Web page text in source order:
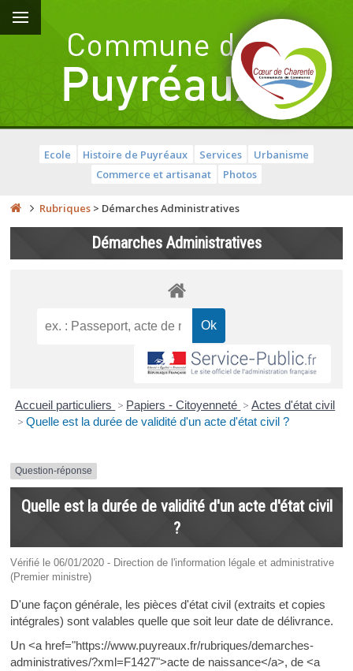
Ecole Histoire de Puyréaux Services
Urbanisme
Commerce et artisanat
Photos
Rubriques > Démarches Administratives
Démarches Administratives
Accueil particuliers > Papiers - Citoyenneté > Actes d'état civil
> Quelle est la durée de validité d'un acte d'état civil ?
Question-réponse
Quelle est la durée de validité d'un acte d'état civil
?
Vérifié le 06/01/2020 - Direction de l'information légale et administrative
(Premier ministre)
D'une façon générale, les pièces d'état civil (extraits et copies
intégrales) sont valables quelle que soit leur date de délivrance.
Un <a href="https://www.puyreaux.fr/rubriques/demarches-
administratives/?xml=F1427">acte de naissance</a>, de <a